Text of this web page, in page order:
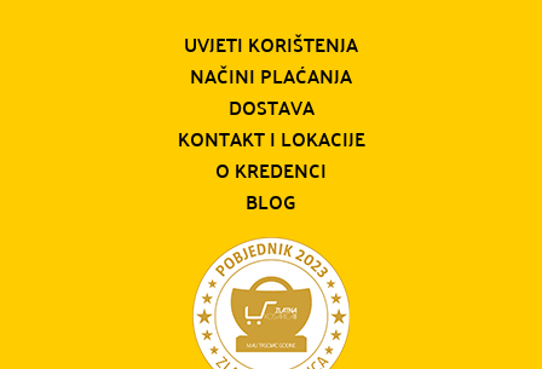
UVJETI KORIŠTENJA
NAČINI PLAĆANJA
DOSTAVA
KONTAKT I LOKACIJE
O KREDENCI
BLOG